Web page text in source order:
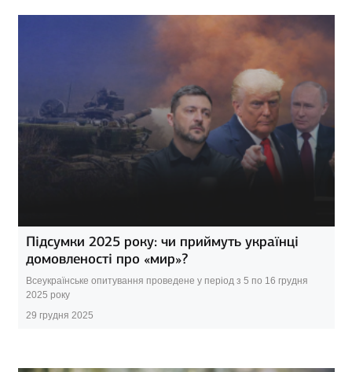
Підсумки 2025 року: чи приймуть українці
домовленості про «мир»?
Всеукраїнське опитування проведене у період з 5 по 16 грудня
2025 року
29 грудня 2025